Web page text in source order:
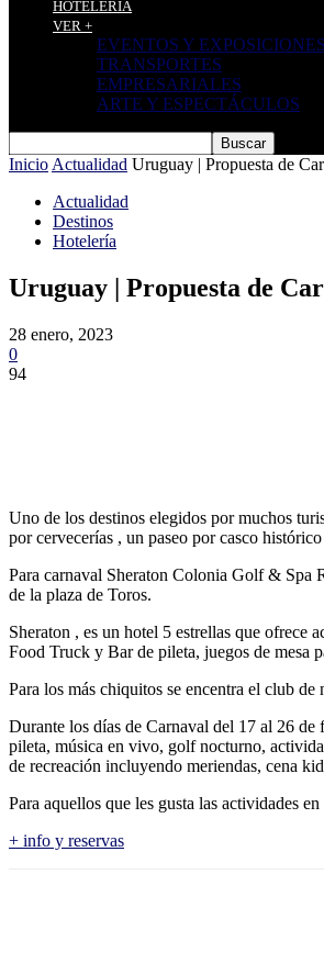
HOTELERÍA
VER +
EVENTOS Y EXPOSICIONES
TRANSPORTES
EMPRESARIALES
ARTE Y ESPECTÁCULOS
Inicio Actualidad Uruguay | Propuesta de
Actualidad
Destinos
Hotelería
Uruguay | Propuesta de
28 enero, 2023
0
94
Uno de los destinos elegidos por muchos
por cervecerías , un paseo por casco
Para carnaval Sheraton Colonia Golf & Spa
de la plaza de Toros.
Sheraton , es un hotel 5 estrellas que ofrece
Food Truck y Bar de pileta, juegos de mesa
Para los más chiquitos se encentra el club
Durante los días de Carnaval del 17 al 26
pileta, música en vivo, golf nocturno,
de recreación incluyendo meriendas, cena
Para aquellos que les gusta las actividades
+ info y reservas